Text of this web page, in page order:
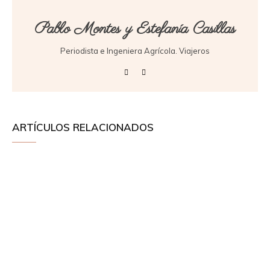
Pablo Montes y Estefanía Casillas
Periodista e Ingeniera Agrícola. Viajeros
ARTÍCULOS RELACIONADOS